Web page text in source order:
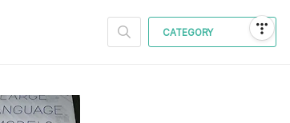
CATEGORY